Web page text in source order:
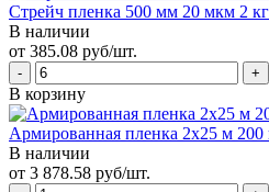
Стрейч пленка 500 мм 20 мкм 2
В наличии
от 385.08 руб/шт.
В корзину
Армированная пленка 2х25 м 200
В наличии
от 3 878.58 руб/шт.